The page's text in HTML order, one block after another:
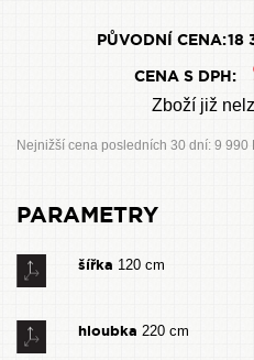
PŮVODNÍ CENA:18
CENA S DPH:
Zboží již
Nejnižší cena posledních 30 dní: 9 990
PARAMETRY
šířka 120 cm
hloubka 220 cm